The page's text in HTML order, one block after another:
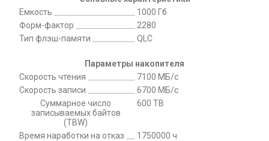
Емкость
1000 Гб
Форм-фактор
2280
Тип флэш-памяти
QLC
Параметры накопителя
Скорость чтения
7100 МБ/с
Скорость записи
6700 МБ/с
Суммарное число
записываемых байтов
(TBW)
600 TB
Время наработки на отказ
1750000 ч